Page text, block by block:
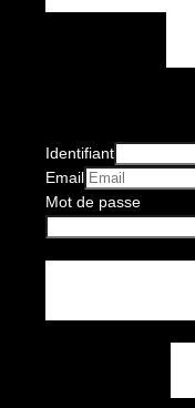
Identifiant
Email
Mot de passe